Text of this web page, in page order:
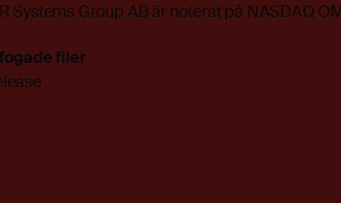
Systems Group AB är noterat på NASDAQ
filer